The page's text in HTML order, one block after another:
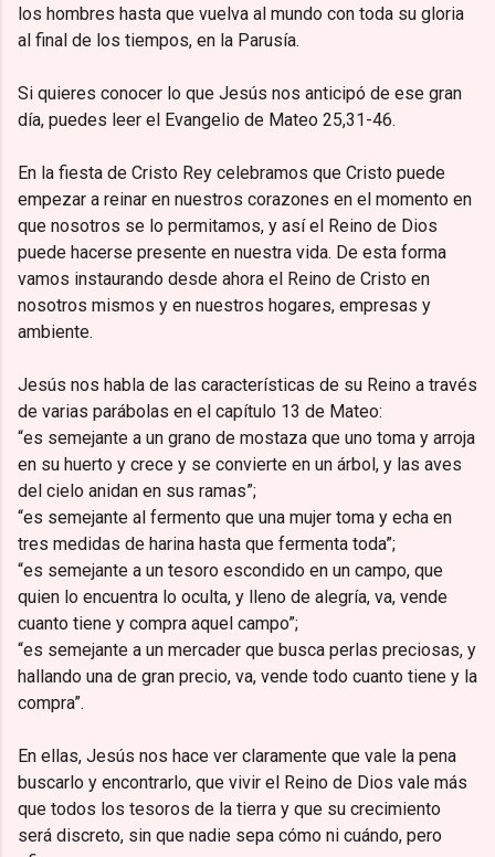
los hombres hasta que vuelva al mundo con toda su gloria
al final de los tiempos, en la Parusía.
Si quieres conocer lo que Jesús nos anticipó de ese gran
día, puedes leer el Evangelio de Mateo 25,31-46.
En la fiesta de Cristo Rey celebramos que Cristo puede
empezar a reinar en nuestros corazones en el momento en
que nosotros se lo permitamos, y así el Reino de Dios
puede hacerse presente en nuestra vida. De esta forma
vamos instaurando desde ahora el Reino de Cristo en
nosotros mismos y en nuestros hogares, empresas y
ambiente.
Jesús nos habla de las características de su Reino a través
de varias parábolas en el capítulo 13 de Mateo:
“es semejante a un grano de mostaza que uno toma y arroja
en su huerto y crece y se convierte en un árbol, y las aves
del cielo anidan en sus ramas”;
“es semejante al fermento que una mujer toma y echa en
tres medidas de harina hasta que fermenta toda”;
“es semejante a un tesoro escondido en un campo, que
quien lo encuentra lo oculta, y lleno de alegría, va, vende
cuanto tiene y compra aquel campo”;
“es semejante a un mercader que busca perlas preciosas, y
hallando una de gran precio, va, vende todo cuanto tiene y la
compra”.
En ellas, Jesús nos hace ver claramente que vale la pena
buscarlo y encontrarlo, que vivir el Reino de Dios vale más
que todos los tesoros de la tierra y que su crecimiento
será discreto, sin que nadie sepa cómo ni cuándo, pero